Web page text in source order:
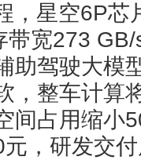
，星空6P芯
带宽273
助驾驶大模
，整车计算
占用缩小
，研发交